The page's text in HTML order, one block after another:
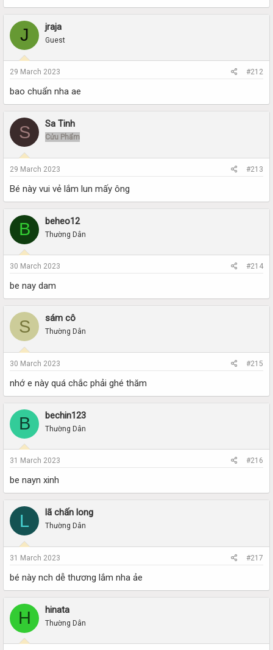
J jraja
Guest
29 March 2023 #212
bao chuẩn nha ae
S Sa Tinh
Cửu Phẩm
29 March 2023 #213
Bé này vui vẻ lắm lun mấy ông
B beheo12
Thường Dân
30 March 2023 #214
be nay dam
S sám cô
Thường Dân
30 March 2023 #215
nhớ e này quá chắc phải ghé thăm
B bechin123
Thường Dân
31 March 2023 #216
be nayn xinh
L lã chấn long
Thường Dân
31 March 2023 #217
bé này nch dễ thương lắm nha ảe
H hinata
Thường Dân